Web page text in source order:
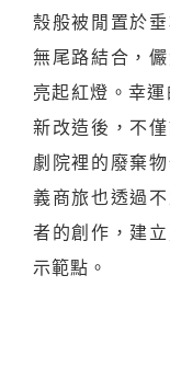
殼般被閒置於
無尾路結合，
亮起紅燈。幸
新改造後，不
劇院裡的廢棄
義商旅也透過
者的創作，建
示範點。